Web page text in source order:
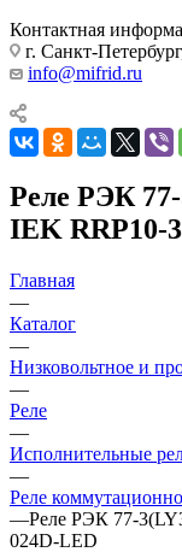
Контактная
г. Санкт-
info@mifrid.ru
Реле РЭК
IEK RRP10-
Главная
—
Каталог
—
Низковольтное и
—
Реле
—
Исполнительные
—
Реле
—Реле РЭК 77-
024D-LED